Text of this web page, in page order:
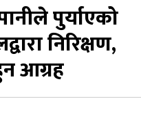
पुर्याएको
निरिक्षण,
आग्रह